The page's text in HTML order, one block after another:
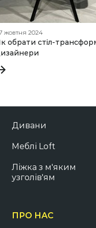
жовтня 2024
обрати стіл-
Дивани
Меблі Loft
Ліжка з м'яким
узголів'ям
ПРО НАС